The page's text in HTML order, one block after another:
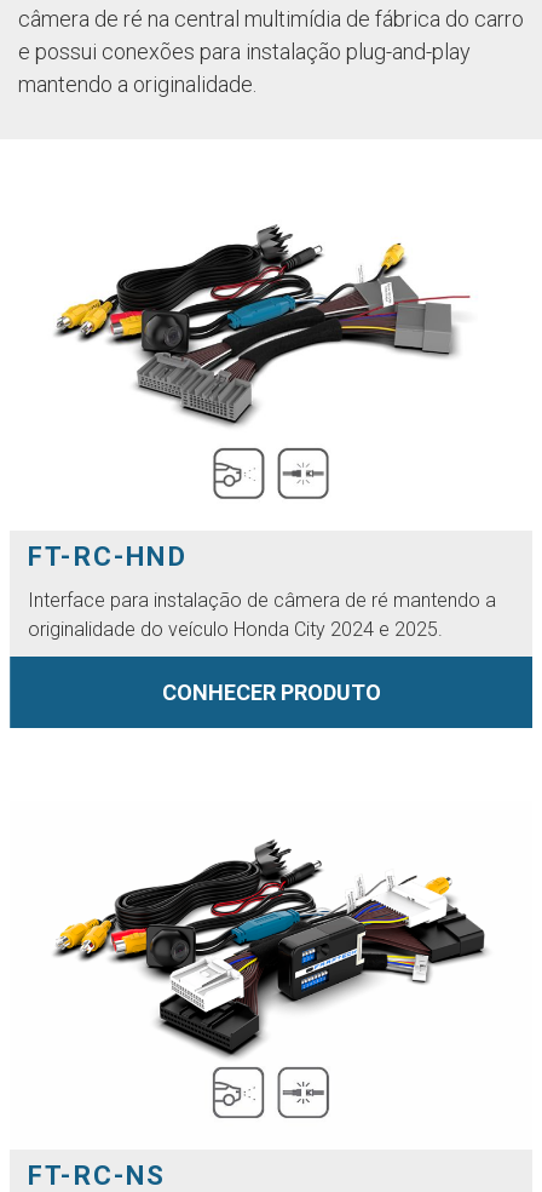
câmera de ré na central multimídia de fábrica do carro
e possui conexões para instalação plug-and-play
mantendo a originalidade.
FT-RC-HND
Interface para instalação de câmera de ré mantendo a
originalidade do veículo Honda City 2024 e 2025.
CONHECER PRODUTO
FT-RC-NS